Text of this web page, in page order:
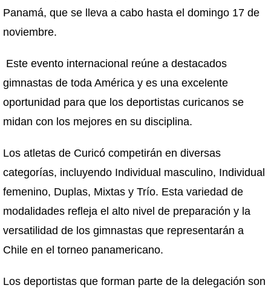
Panamá, que se lleva a cabo hasta el domingo 17 de
noviembre.
Este evento internacional reúne a destacados
gimnastas de toda América y es una excelente
oportunidad para que los deportistas curicanos se
midan con los mejores en su disciplina.
Los atletas de Curicó competirán en diversas
categorías, incluyendo Individual masculino, Individual
femenino, Duplas, Mixtas y Trío. Esta variedad de
modalidades refleja el alto nivel de preparación y la
versatilidad de los gimnastas que representarán a
Chile en el torneo panamericano.
Los deportistas que forman parte de la delegación son